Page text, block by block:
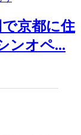
で京都に住
ンオペ...